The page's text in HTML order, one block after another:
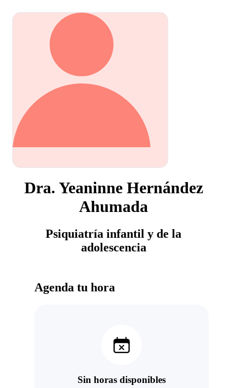
Dra. Yeaninne Hernández
Ahumada
Psiquiatría infantil y de la
adolescencia
Agenda tu hora
Sin horas disponibles